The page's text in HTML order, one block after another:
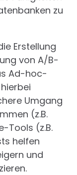
zu
Erstellung
von A/B-
Ad-hoc-
Umgang
(z.B.
Tools (z.B.
helfen
und